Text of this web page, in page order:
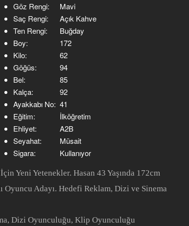
Göz Rengi:
Mavi
Saç Rengi:
Açık Kahve
Ten Rengi:
Buğday
Boy:
172
Kilo:
62
Göğüs:
94
Bel:
85
Kalça:
92
Ayakkabı No: 41
Eğitim:
İlköğretim
Ehliyet:
A2B
Seyahat:
Müsait
Sigara:
Kullanıyor
Yeni Yetenekler. Hasan 43 Yaşında 172cm
Adayı. Hedefi Reklam, Dizi ve Sinema
Dizi Oyunculuğu, Klip Oyunculuğu